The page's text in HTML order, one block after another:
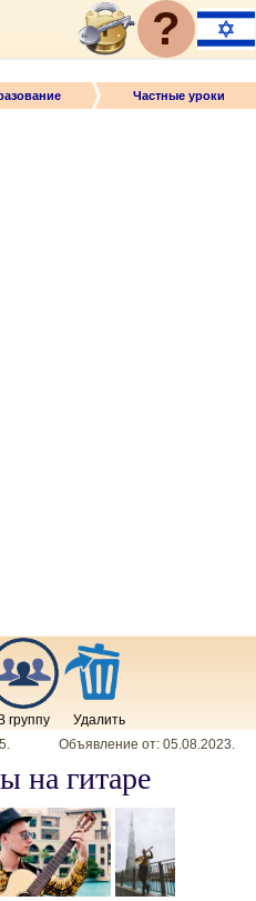
?
Частные уроки
В группу
Удалить
. Объявление от: 05.08.2023.
на гитаре